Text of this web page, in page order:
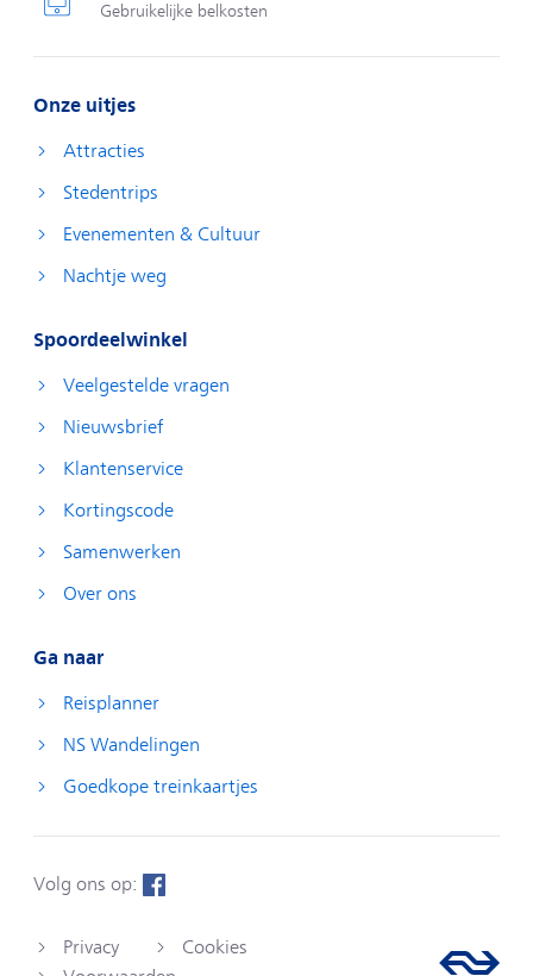
Gebruikelijke belkosten
Onze uitjes
Attracties
Stedentrips
Evenementen & Cultuur
Nachtje weg
Spoordeelwinkel
Veelgestelde vragen
Nieuwsbrief
Klantenservice
Kortingscode
Samenwerken
Over ons
Ga naar
Reisplanner
NS Wandelingen
Goedkope treinkaartjes
Privacy
Cookies
Volg ons op: